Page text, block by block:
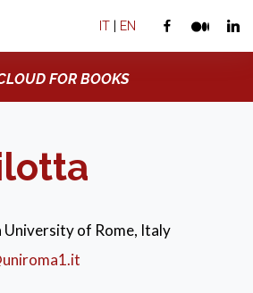
IT | EN
FOR BOOKS
University of Rome, Italy